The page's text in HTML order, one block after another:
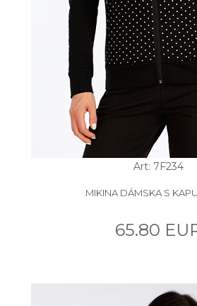
Art: 7F234
MIKINA DÁMSKA S
65.80